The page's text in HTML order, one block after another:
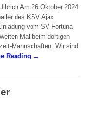
21. November 2024
für
Köpenick
beim
3.Turnier
in
Am 26.Oktober 2024
des KSV Ajax
vom SV Fortuna
Mal beim dortigen
Reading →